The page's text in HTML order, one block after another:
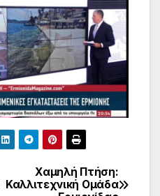
Χαμηλή Πτήση:
Καλλιτεχνική Ομάδα